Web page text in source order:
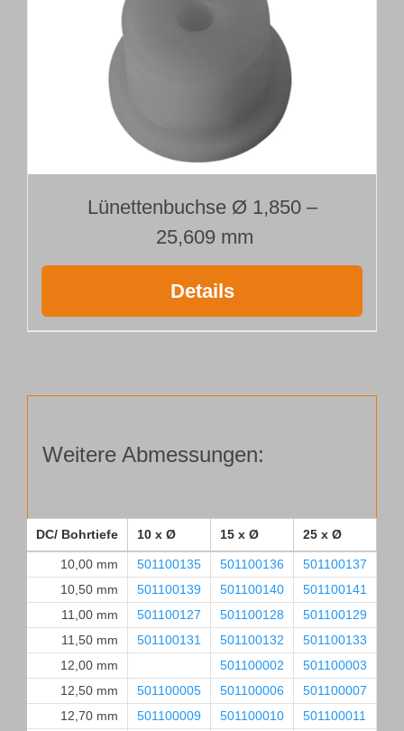
Lünettenbuchse Ø 1,850 –
25,609 mm
Details
Weitere Abmessungen:
DC/ Bohrtiefe 10 x Ø 15 x Ø 25 x Ø
10,00 mm 501100135 501100136 501100137
10,50 mm
501100139 501100140 501100141
11,00 mm
501100127 501100128 501100129
11,50 mm
501100131 501100132 501100133
12,00 mm
501100002 501100003
12,50 mm
501100005 501100006 501100007
12,70 mm
501100009 501100010 501100011